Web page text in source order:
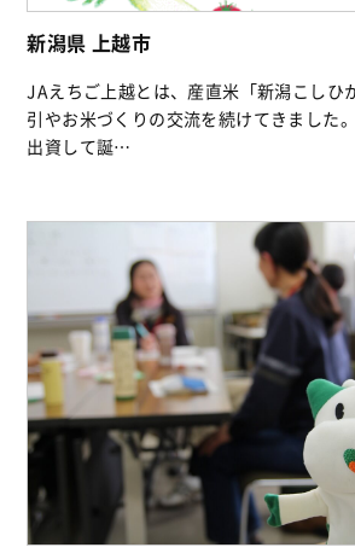
新潟県 上越市
JAえちご上越とは、産直米「新潟こしひ
引やお米づくりの交流を続けてきました
出資して誕…